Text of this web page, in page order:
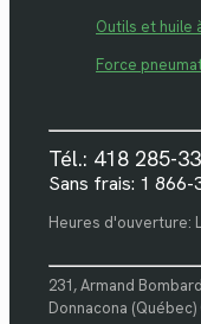
Outils et huile
Force
Tél.: 418 285-
Sans frais: 1 866-
Heures d'ouverture:
231, Armand
Donnacona (Québec)